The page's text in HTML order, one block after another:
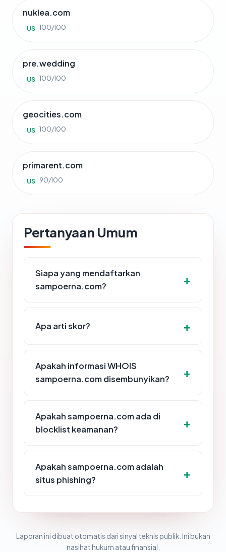
nuklea.com
US 100/100
pre.wedding
US 100/100
geocities.com
US 100/100
primarent.com
US 90/100
Pertanyaan Umum
Siapa yang mendaftarkan
sampoerna.com?
Apa arti skor?
Apakah informasi WHOIS
sampoerna.com disembunyikan?
Apakah sampoerna.com ada di
blocklist keamanan?
Apakah sampoerna.com adalah
situs phishing?
Laporan ini dibuat otomatis dari sinyal teknis publik. Ini bukan
nasihat hukum atau finansial.